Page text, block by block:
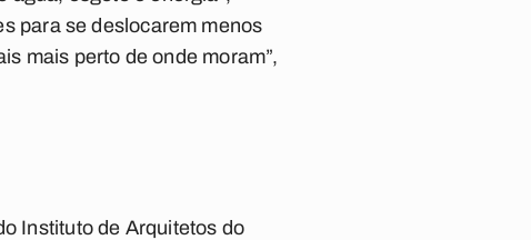
para se deslocarem menos
mais perto de onde moram”,
Instituto de Arquitetos do